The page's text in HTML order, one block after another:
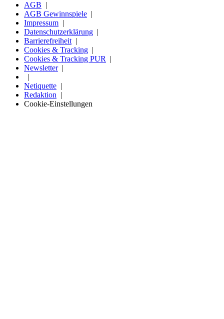
AGB
AGB Gewinnspiele
Impressum
Datenschutzerklärung
Barrierefreiheit
Cookies & Tracking
Cookies & Tracking PUR
Newsletter
Netiquette
Redaktion
Cookie-Einstellungen